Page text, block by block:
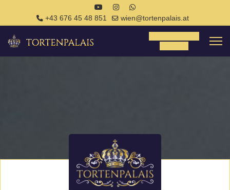
+43 676 45 48 851 wien@tortenpalais.at